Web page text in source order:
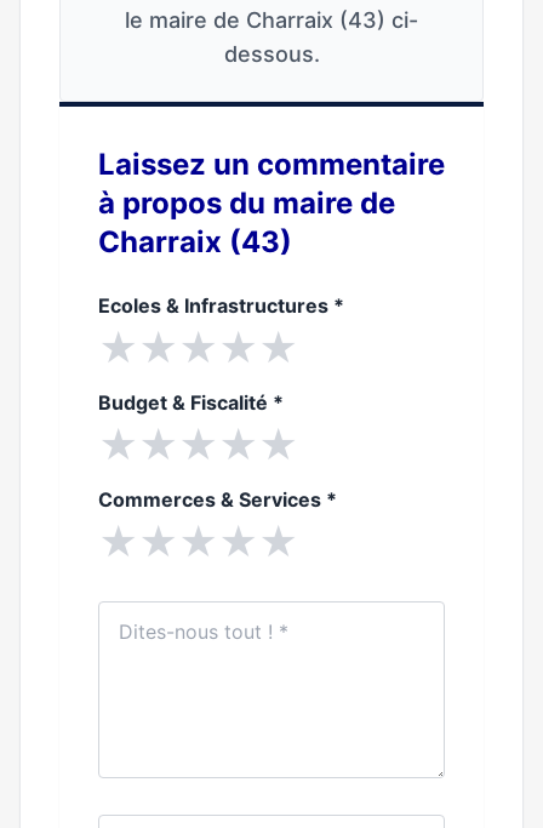
le maire de Charraix (43) ci-
dessous.
Laissez un commentaire
à propos du maire de
Charraix (43)
Ecoles & Infrastructures *
★★★★★
Budget & Fiscalité *
★★★★★
Commerces & Services *
★★★★★